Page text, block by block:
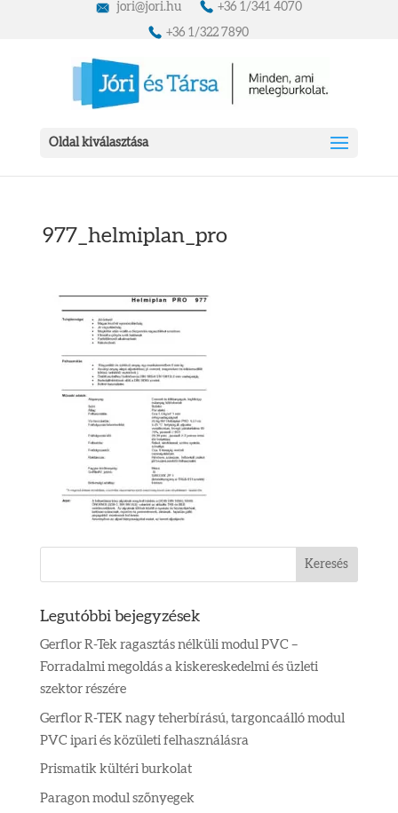
jori@jori.hu +36 1/341 4070
+36 1/322 7890
Oldal kiválasztása
977_helmiplan_pro
Legutóbbi bejegyzések
Gerflor R-Tek ragasztás nélküli modul PVC –
Forradalmi megoldás a kiskereskedelmi és üzleti
szektor részére
Gerflor R-TEK nagy teherbírású, targoncaálló modul
PVC ipari és közületi felhasználásra
Prismatik kültéri burkolat
Paragon modul szőnyegek